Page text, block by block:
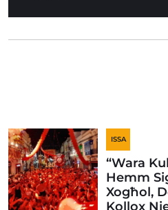
ISSA
“Wara
Hemm
Xogħol,
Kollox